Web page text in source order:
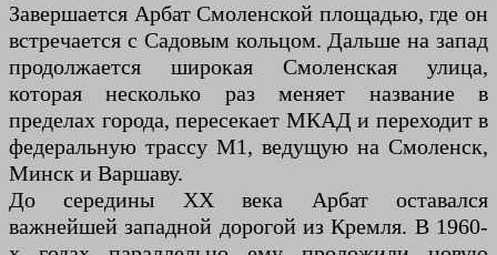
Завершается Арбат Смоленской площадью, где он
встречается с Садовым кольцом. Дальше на запад
продолжается широкая Смоленская улица,
которая несколько раз меняет название в
пределах города, пересекает МКАД и переходит в
федеральную трассу М1, ведущую на Смоленск,
Минск и Варшаву.
До середины XX века Арбат оставался
важнейшей западной дорогой из Кремля. В 1960-